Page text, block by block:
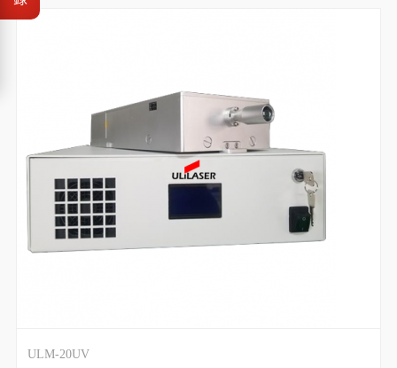
ULM-20UV